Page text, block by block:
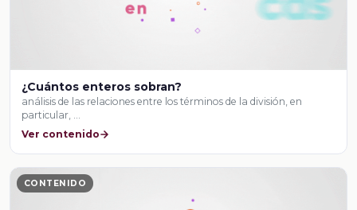
¿Cuántos enteros sobran?
análisis de las relaciones entre los términos de la división, en
particular, …
Ver contenido
CONTENIDO